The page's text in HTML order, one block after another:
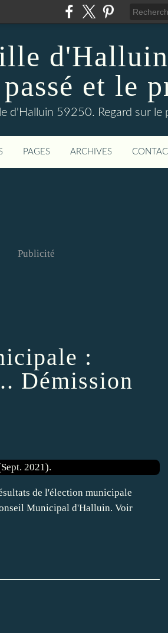
et le
d'Halluin 59250. Regard sur le
PAGES ARCHIVES
Publicité
:
Démission
de l'élection municipale
Municipal d'Halluin. Voir